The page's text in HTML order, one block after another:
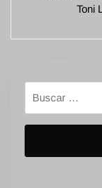
siguiente:Toni